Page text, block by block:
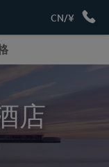
CN/¥
店